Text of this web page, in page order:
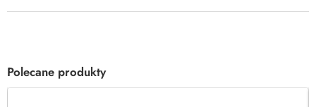
Polecane produkty